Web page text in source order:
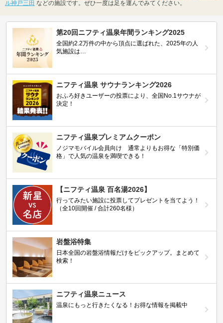
ル神戸三田 などの施設です。ぜひ一度は足を運んでみてください。
第20回ニフティ温泉年間ランキング2025
全国約2.2万件の中から頂点に選ばれた、2025年の人
気施設は…
ニフティ温泉 サウナランキング2026
おふろ好きユーザーの投票により、全国No.1サウナが
決定！
ニフティ温泉プレミアムクーポン
ノジマモバイル会員向け 通常よりもお得な「特別価
格」で人気の温泉を満喫できる！
【ニフティ温泉 百名湯2026】
行ってみたい施設に投票してプレゼントを当てよう！
（全10回開催 / 合計260名様）
岩盤浴特集
日本全国の岩盤浴情報だけをピックアップ。まとめて
検索！
ニフティ温泉ニュース
温泉にもっと行きたくなる！お得な情報を掲載中